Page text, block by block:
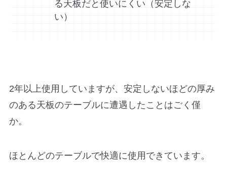
る天板だと使いにくい（安定しな
い）
2年以上使用していますが、安定しないほどの厚み
のある天板のテーブルに遭遇したことはごく僅
か。
ほとんどのテーブルで快適に使用できています。